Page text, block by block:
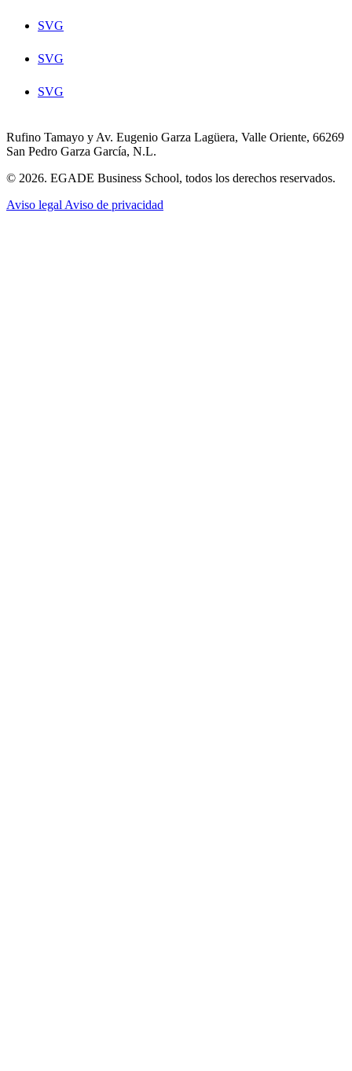
SVG
SVG
SVG
Rufino Tamayo y Av. Eugenio Garza Lagüera, Valle Oriente, 66269
San Pedro Garza García, N.L.
© 2026. EGADE Business School, todos los derechos reservados.
Aviso legal Aviso de privacidad